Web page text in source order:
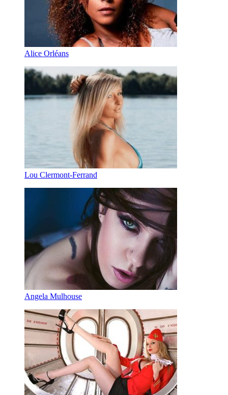
Alice Orléans
Lou Clermont-Ferrand
Angela Mulhouse